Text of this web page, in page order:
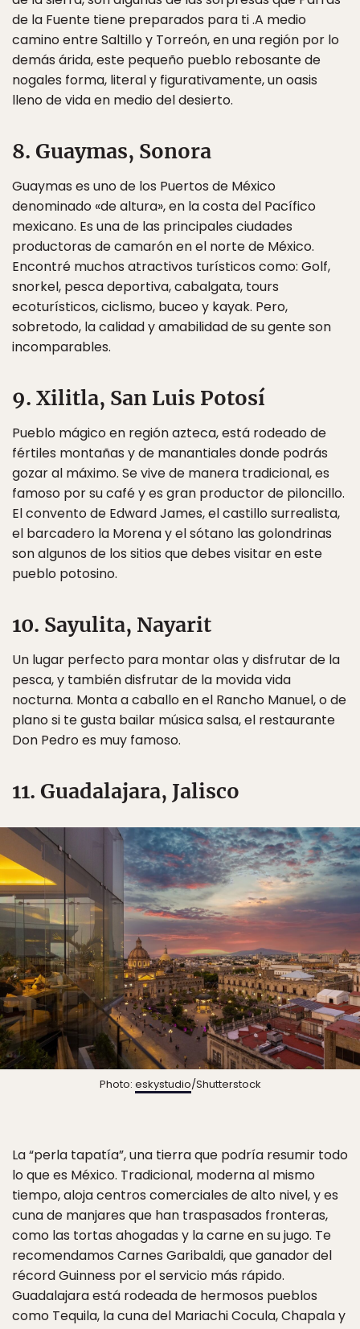
de la Fuente tiene preparados para ti .A medio
camino entre Saltillo y Torreón, en una región por lo
demás árida, este pequeño pueblo rebosante de
nogales forma, literal y figurativamente, un oasis
lleno de vida en medio del desierto.
8. Guaymas, Sonora
Guaymas es uno de los Puertos de México
denominado «de altura», en la costa del Pacífico
mexicano. Es una de las principales ciudades
productoras de camarón en el norte de México.
Encontré muchos atractivos turísticos como: Golf,
snorkel, pesca deportiva, cabalgata, tours
ecoturísticos, ciclismo, buceo y kayak. Pero,
sobretodo, la calidad y amabilidad de su gente son
incomparables.
9. Xilitla, San Luis Potosí
Pueblo mágico en región azteca, está rodeado de
fértiles montañas y de manantiales donde podrás
gozar al máximo. Se vive de manera tradicional, es
famoso por su café y es gran productor de piloncillo.
El convento de Edward James, el castillo surrealista,
el barcadero la Morena y el sótano las golondrinas
son algunos de los sitios que debes visitar en este
pueblo potosino.
10. Sayulita, Nayarit
Un lugar perfecto para montar olas y disfrutar de la
pesca, y también disfrutar de la movida vida
nocturna. Monta a caballo en el Rancho Manuel, o de
plano si te gusta bailar música salsa, el restaurante
Don Pedro es muy famoso.
11. Guadalajara, Jalisco
Photo: eskystudio/Shutterstock
La “perla tapatía”, una tierra que podría resumir todo
lo que es México. Tradicional, moderna al mismo
tiempo, aloja centros comerciales de alto nivel, y es
cuna de manjares que han traspasados fronteras,
como las tortas ahogadas y la carne en su jugo. Te
recomendamos Carnes Garibaldi, que ganador del
récord Guinness por el servicio más rápido.
Guadalajara está rodeada de hermosos pueblos
como Tequila, la cuna del Mariachi Cocula, Chapala y